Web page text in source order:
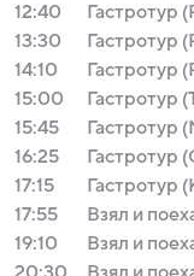
12:40
Гастротур
13:30
Гастротур
14:10
Гастротур
15:00
Гастротур
15:45
Гастротур
16:25
Гастротур
17:15
Гастротур
17:55
Взял и
19:10
Взял и